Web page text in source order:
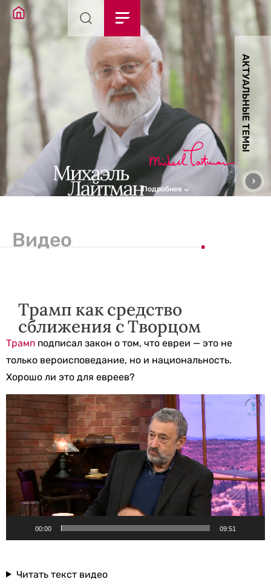
АКТУАЛЬНЫЕ ТЕМЫ
Подробнее
Видео
Трамп как средство
сближения с Творцом
Трамп подписал закон о том, что евреи — это не
только вероисповедание, но и национальность.
Хорошо ли это для евреев?
Видеоплеер
00:00 09:51
Читать текст видео